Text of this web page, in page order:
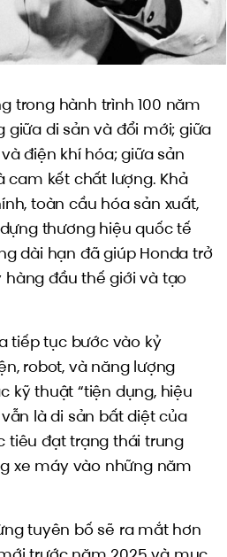
trong hành trình 100 năm
giữa di sản và đổi mới; giữa
điện khí hóa; giữa sản
cam kết chất lượng. Khả
toàn cầu hóa sản xuất,
thương hiệu quốc tế
dài hạn đã giúp Honda trở
đầu thế giới và tạo
tiếp tục bước vào kỷ
robot, và năng lượng
kỹ thuật “tiện dụng, hiệu
là di sản bất diệt của
tiêu đạt trạng thái trung
xe máy vào những năm
tuyên bố sẽ ra mắt hơn